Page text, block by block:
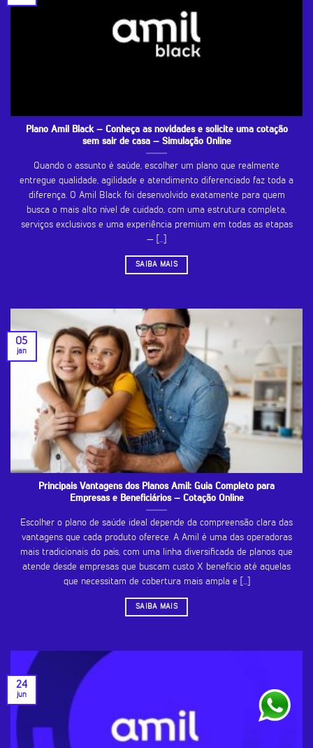
Plano Amil Black – Conheça as novidades e solicite uma cotação
sem sair de casa – Simulação Online
Quando o assunto é saúde, escolher um plano que realmente
entregue qualidade, agilidade e atendimento diferenciado faz toda a
diferença. O Amil Black foi desenvolvido exatamente para quem
busca o mais alto nível de cuidado, com uma estrutura completa,
serviços exclusivos e uma experiência premium em todas as etapas
— [...]
SAIBA MAIS
Principais Vantagens dos Planos Amil: Guia Completo para
Empresas e Beneficiários – Cotação Online
Escolher o plano de saúde ideal depende da compreensão clara das
vantagens que cada produto oferece. A Amil é uma das operadoras
mais tradicionais do país, com uma linha diversificada de planos que
atende desde empresas que buscam custo X benefício até aquelas
que necessitam de cobertura mais ampla e [...]
SAIBA MAIS
05
jan
24
jun